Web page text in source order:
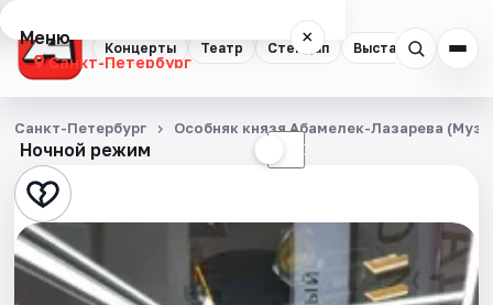
Концерты Театр Стендап Выставки
Меню ×
Санкт-Петербург
Концерты
Театр
Стендап
Выставки
Ночной режим ☾
Санкт-Петербург Особняк князя Абамелек-Лазарева